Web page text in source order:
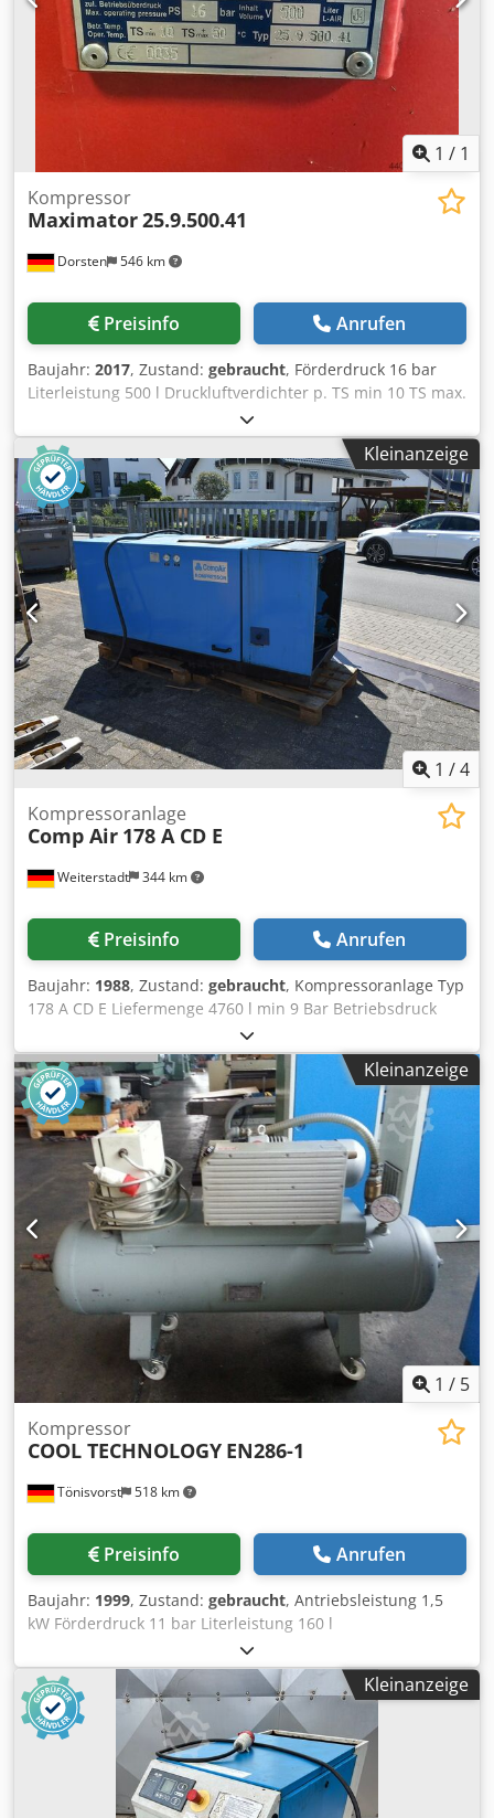
1 / 1
Dorsten 546 km
Kompressor
Maximator25.9.500.41
Preisinfo Anrufen
Baujahr: 2017, Zustand: gebraucht, Förderdruck 16 bar
Literleistung 500 l Druckluftverdichter p. TS min 10 TS max.
50 grad Die techn. Daten sind Hersteller- bzw.
Betreiberangaben und daher für uns unverbindlich. Einen
Zwischenverkauf behalten wir uns vor; es gelten
ausschließlich unsere Geschäfts- und
Verkaufsbedingungen. Über uns mehr als 400 eigene
Maschinen im Lager über 15.000 m² Lagerfläche,
Krankapazität 70 t Cedjzawh Dspfx Akajrf mehr als 10.000
Artikel Zubehör für Ihre Werkstatt Sie wollen Maschinen
Produktionslinien oder Ihren Betrieb verkaufen, dann
sprechen Sie uns an. Weitere Angebote finden Sie auf
unserer Webseite. Besichtigungen sind nach Absprache
möglich. Wir freuen uns auf Ihren Besuch. Ihr Markus
Hirsch Team
Kleinanzeige
1 /4
Weiterstadt 344 km
Kompressoranlage
Comp Air 178 A CD E
Preisinfo Anrufen
Baujahr: 1988, Zustand: gebraucht, Kompressoranlage Typ
178 A CD E Liefermenge 4760 l min 9 Bar Betriebsdruck
Crsdogw Dqpepfx Akasf KW 30
Kleinanzeige
1 / 5
Tönisvorst 518 km
Kompressor
COOL TECHNOLOGY EN286-1
Preisinfo Anrufen
Baujahr: 1999, Zustand: gebraucht, Antriebsleistung 1,5
kW Förderdruck 11 bar Literleistung 160 l
Maschinengewicht ca. 0,15 t Raumbedarf ca. 1,5x0,5x0,8 m
Crodpfx Aou Sbd Tjkaof
Kleinanzeige